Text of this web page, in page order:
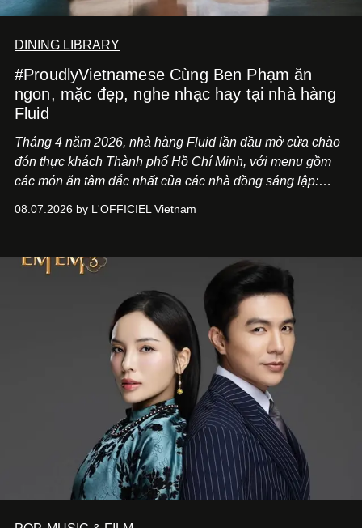
DINING LIBRARY
#ProudlyVietnamese Cùng Ben Phạm ăn
ngon, mặc đẹp, nghe nhạc hay tại nhà hàng
Fluid
Tháng 4 năm 2026, nhà hàng Fluid lần đầu mở cửa chào
đón thực khách Thành phố Hồ Chí Minh, với menu gồm
các món ăn tâm đắc nhất của các nhà đồng sáng lập:
món ăn đa dạng từ Á đến Âu nhanh chóng được yêu thích
mang đến niềm vui cho thực khách.
08.07.2026 by L'OFFICIEL Vietnam